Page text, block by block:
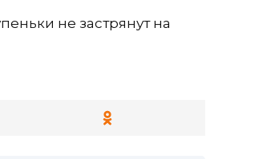
не застрянут на